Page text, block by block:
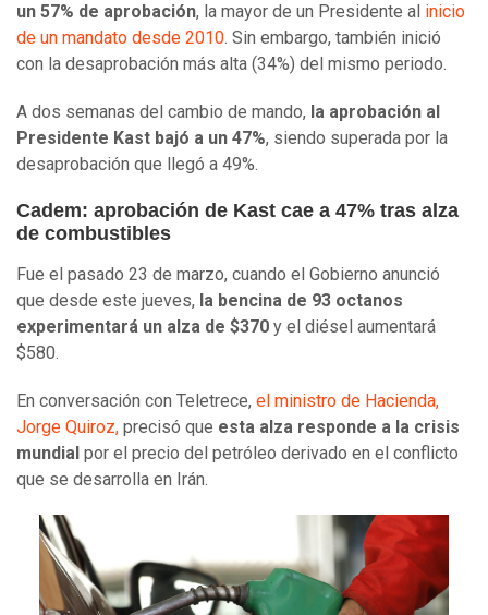
un 57% de aprobación, la mayor de un Presidente al inicio
de un mandato desde 2010. Sin embargo, también inició
con la desaprobación más alta (34%) del mismo periodo.
A dos semanas del cambio de mando, la aprobación al
Presidente Kast bajó a un 47%, siendo superada por la
desaprobación que llegó a 49%.
Cadem: aprobación de Kast cae a 47% tras alza
de combustibles
Fue el pasado 23 de marzo, cuando el Gobierno anunció
que desde este jueves, la bencina de 93 octanos
experimentará un alza de $370 y el diésel aumentará
$580.
En conversación con Teletrece, el ministro de Hacienda,
Jorge Quiroz, precisó que esta alza responde a la crisis
mundial por el precio del petróleo derivado en el conflicto
que se desarrolla en Irán.